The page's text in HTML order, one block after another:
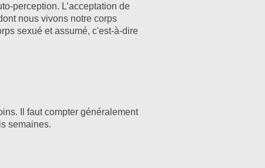
perception. L’acceptation de
nous vivons notre corps
sexué et assumé, c'est-à-dire
Il faut compter généralement
semaines.